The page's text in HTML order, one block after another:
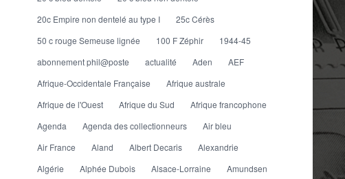
20c Empire non dentelé au type I
25c Cérès
50 c rouge Semeuse lignée
100 F Zéphir
1944-45
abonnement phil@poste
actualité Aden
AEF
Afrique-Occidentale Française
Afrique australe
Afrique de l'Ouest
Afrique du Sud
Afrique francophone
Agenda
Agenda des collectionneurs
Air bleu
Air France
Aland Albert Decaris
Alexandrie
Algérie
Alphée Dubois Alsace-Lorraine
Amundsen